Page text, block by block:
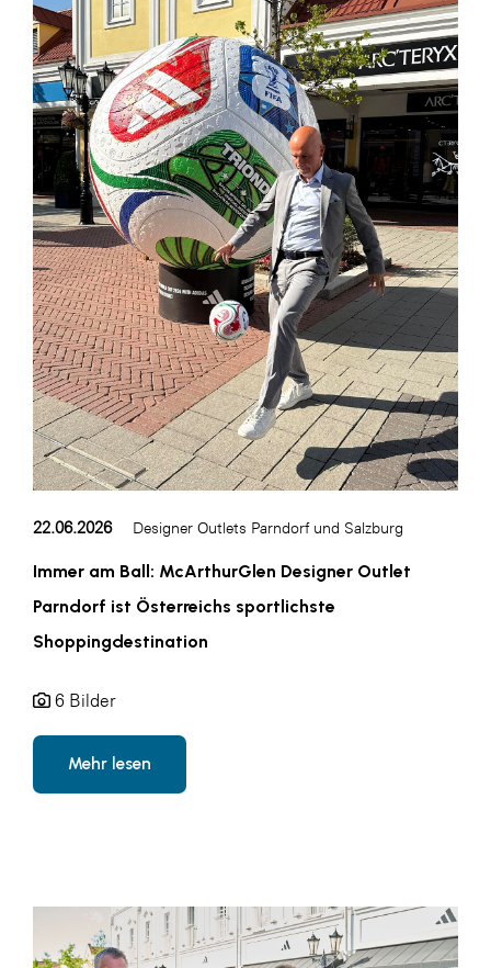
SERVICE&MORE
SKINUANCE®
Somfy
Sony DADC
SPIEGLTEC
STIHL Tirol
Trend Micro
TAG GmbH
VALETTA
Verband Druck Medien Österreich
Wirtschaftskammer Salzburg
WKS Fachgruppe Fahrzeughandel und
Fahrzeugtechnik
WKS Fachgruppe Finanzdienstleister
Zühlke
Media
22.06.2026 Designer Outlets Parndorf und Salzburg
Immer am Ball: McArthurGlen Designer Outlet
Parndorf ist Österreichs sportlichste
Shoppingdestination
6 Bilder
Mehr lesen